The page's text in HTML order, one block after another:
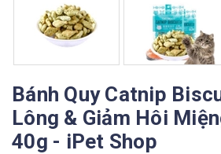
Bánh Quy Catnip
Lông & Giảm Hôi
40g - iPet Shop